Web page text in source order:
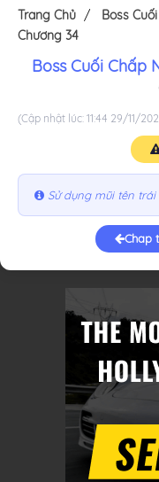
Trang Chủ
Boss
Chương 34
Boss Cuối Chấp
(Cập nhật lúc: 11:44 29/11/
Sử dụng mũi tên
Chap